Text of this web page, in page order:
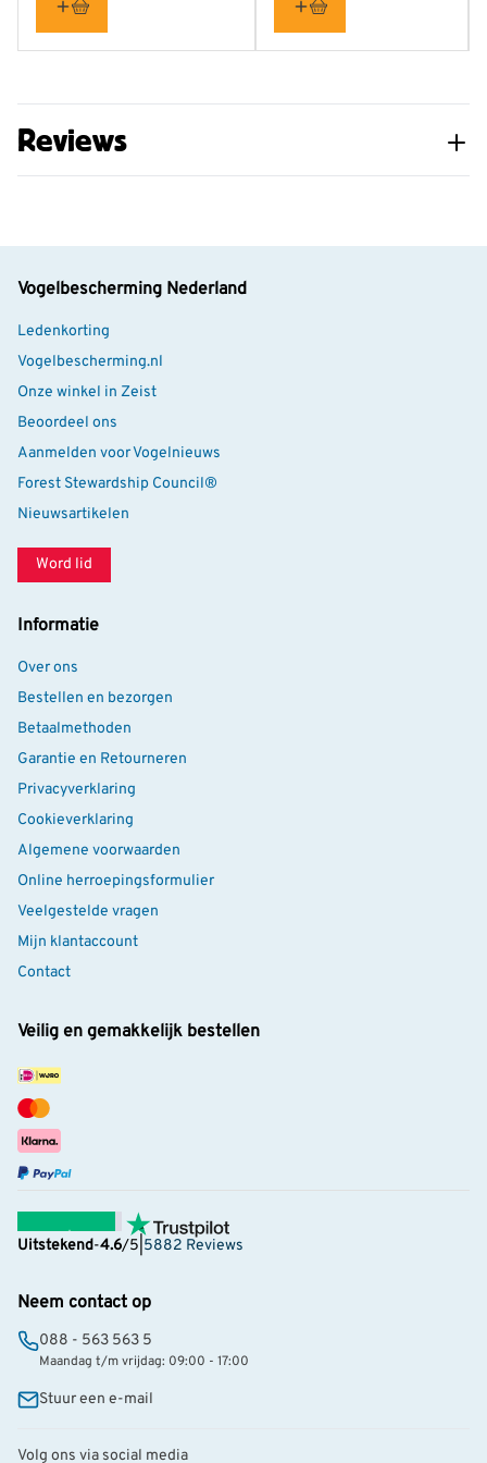
Reviews
Vogelbescherming Nederland
Ledenkorting
Vogelbescherming.nl
Onze winkel in Zeist
Beoordeel ons
Aanmelden voor Vogelnieuws
Forest Stewardship Council®
Nieuwsartikelen
Word lid
Informatie
Over ons
Bestellen en bezorgen
Betaalmethoden
Garantie en Retourneren
Privacyverklaring
Cookieverklaring
Algemene voorwaarden
Online herroepingsformulier
Veelgestelde vragen
Mijn klantaccount
Contact
Veilig en gemakkelijk bestellen
Uitstekend-4.6/5 5882 Reviews
Neem contact op
088 - 563 563 5
Maandag t/m vrijdag: 09:00 - 17:00
Stuur een e-mail
Volg ons via social media